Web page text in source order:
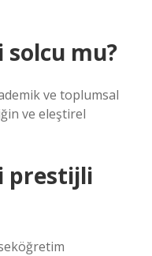
mu?
ve toplumsal
ve eleştirel
prestijli